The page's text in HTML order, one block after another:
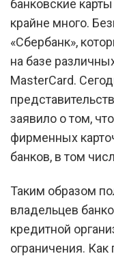
картах
банковские
крайне много.
«Сбербанк»,
на базе
MasterCard.
заявило о том,
фирменных
банков, в том
Таким образом
владельцев
кредитной
ограничения. Как